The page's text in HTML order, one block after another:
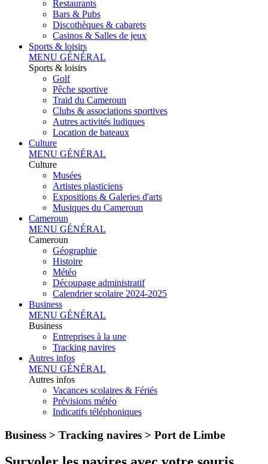
Restaurants
Bars & Pubs
Discothèques & cabarets
Casinos & Salles de jeux
Sports & loisirs
MENU GÉNÉRAL
Sports & loisirs
Golf
Pêche sportive
Traid du Cameroun
Clubs & associations sportives
Autres activités ludiques
Location de bateaux
Culture
MENU GÉNÉRAL
Culture
Musées
Artistes plasticiens
Expositions & Galeries d'arts
Musiques du Cameroun
Cameroun
MENU GÉNÉRAL
Cameroun
Géographie
Histoire
Météo
Découpage administratif
Calendrier scolaire 2024-2025
Business
MENU GÉNÉRAL
Business
Entreprises à la une
Tracking navires
Autres infos
MENU GÉNÉRAL
Autres infos
Vacances scolaires & Fériés
Prévisions météo
Indicatifs téléphoniques
Business > Tracking navires > Port de Limbe